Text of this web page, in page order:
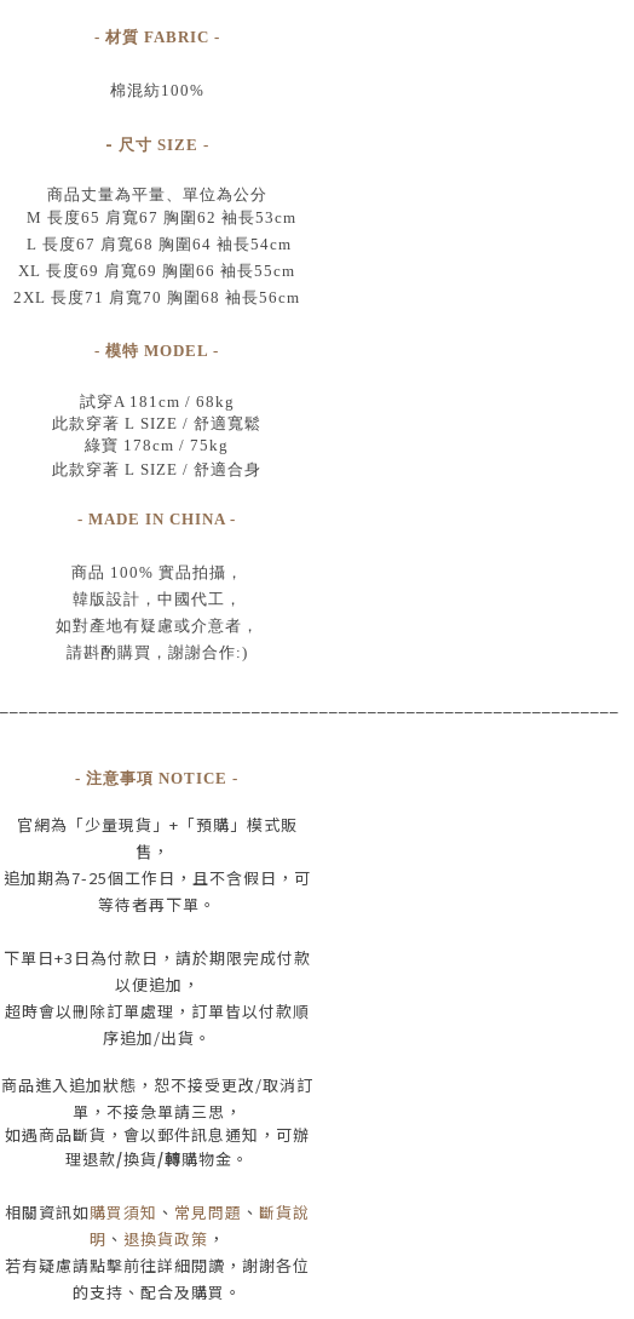
- 材質 FABRIC -
棉混紡100%
- 尺寸 SIZE -
商品丈量為平量、單位為公分
M 長度65 肩寬67 胸圍62 袖長53cm
L 長度67 肩寬68 胸圍64 袖長54cm
XL 長度69 肩寬69 胸圍66 袖長55cm
2XL 長度71 肩寬70 胸圍68 袖長56cm
- 模特 MODEL -
試穿A 181cm / 68kg
此款穿著 L SIZE / 舒適寬鬆
綠寶 178cm / 75kg
此款穿著 L SIZE / 舒適合身
- MADE IN CHINA -
商品 100% 實品拍攝 ，
韓版設計，中國代工 ，
如對產地有疑慮或介意者，
請斟酌購買， 謝謝合作:)
- 注意事項 NOTICE -
官網為 「少量現貨」+ 「預購」模式販
售，
追加期為7-25個工作日 ，且不含假日 ， 可
等待者再下單 。
下單日+3 日為付款日，請於期限完成付款
以便追加，
超時會以刪除訂單處理，訂單皆以付款順
序追加/出貨 。
商品進入追加狀態，恕不接受更改/取消訂
單， 不接急單請三思 ，
如遇商品斷貨，會以郵件訊息通知，可辦
理退款/換貨/轉購物金。
相關資訊如購買須知 、 常見問題 、 斷貨說
明 、 退換貨政策 ，
若有疑慮請點擊前往詳細閱讀，謝謝各位
的支持、配合及購買 。